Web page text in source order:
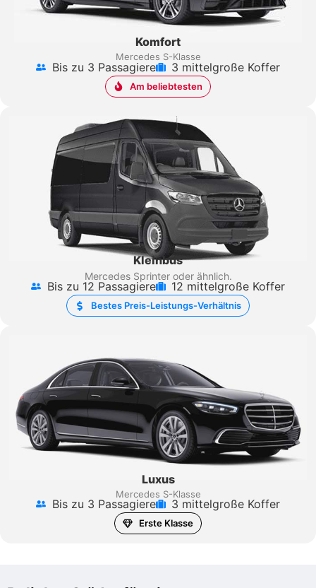
Komfort
Mercedes S-Klasse
Bis zu 3 Passagiere 3 mittelgroße Koffer
Am beliebtesten
Kleinbus
Mercedes Sprinteroder ähnlich.
Bis zu 12 Passagiere 12 mittelgroße Koffer
Bestes Preis-Leistungs-Verhältnis
Luxus
Mercedes S-Klasse
Bis zu 3 Passagiere 3 mittelgroße Koffer
Erste Klasse